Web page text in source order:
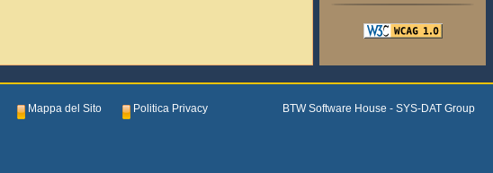
Mappa del Sito Politica Privacy BTW Software House - SYS-DAT Group